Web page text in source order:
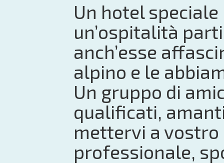
Un hotel
un’ospitalità
anch’esse
alpino e le
Un gruppo di
qualificati,
mettervi a vostro
professionale,